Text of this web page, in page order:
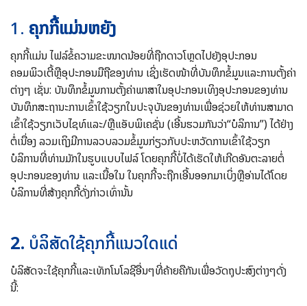
1. ຄຸກກີ້ແມ່ນຫຍັງ
ຄຸກກີ້ແມ່ນ ໄຟລ໌ຂໍ້ຄວາມຂະໜາດນ້ອຍທີ່ຖືກດາວໂຫຼດໄປຍັງອຸປະກອນ
ຄອມພິວເຕີ້ຫຼືອຸປະກອນມືຖືຂອງທ່ານ ເຊິ່ງເຮັດໜ້າທີ່ບັນທຶກຂໍ້ມູນແລະການຕັ້ງຄ່າ
ຕ່າງໆ ເຊັ່ນ: ບັນທຶກຂໍ້ມູນການຕັ້ງຄ່າພາສາໃນອຸປະກອນເທິງອຸປະກອນຂອງທ່ານ
ບັນທຶກສະຖານະການເຂົ້າໃຊ້ວຽກໃນປະຈຸບັນຂອງທ່ານເພື່ອຊ່ວຍໃຫ້ທ່ານສາມາດ
ເຂົ້າໃຊ້ວຽກເວັບໄຊທ໌ແລະ/ຫຼືແອັບພິເຄຊັ່ນ (ເອີ້ນຮວມກັນວ່າ“ບໍລິການ”) ໄດ້ຢ່າງ
ຕໍ່ເນື່ອງ ລວມເຖິງມີການລວບລວມຂໍ້ມູນກ່ຽວກັບປະຫວັດການເຂົ້າໃຊ້ວຽກ
ບໍລິການທີ່ທ່ານມັກໃນຮູບແບບໄຟລ໌ ໂດຍຄຸກກີ້ບໍ່ໄດ້ເຮັດໃຫ້ເກີດອັນຕະລາຍຕໍ່
ອຸປະກອນຂອງທ່ານ ແລະເນື້ອໃນ ໃນຄຸກກີ້ຈະຖືກເອີ້ນອອກມາເບິ່ງຫຼືອ່ານໄດ້ໂດຍ
ບໍລິການທີ່ສ້າງຄຸກກີ້ດັ່ງກ່າວເທົ່ານັ້ນ
2. ບໍລິສັດໃຊ້ຄຸກກີ້ແນວໃດແດ່
ບໍລິສັດຈະໃຊ້ຄຸກກີ້ແລະເທັກໂນໂລຊີອື່ນໆທີ່ຄ້າຍຄືກັນເພື່ອວັດຖຸປະສົງຕ່າງໆດັ່ງ
ນີ້: